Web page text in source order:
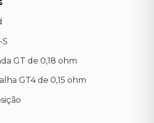
GT de 0,18 ohm
GT4 de 0,15 ohm